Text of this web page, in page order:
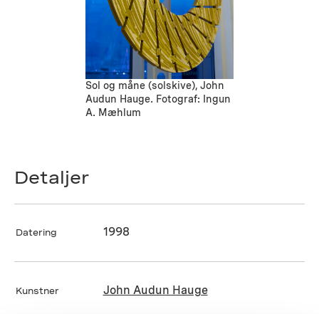
Sol og måne (solskive), John
Audun Hauge. Fotograf: Ingun
A. Mæhlum
Detaljer
Datering 1998
Kunstner John Audun Hauge